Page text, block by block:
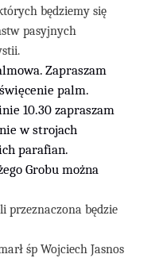
będziemy się
pasyjnych
Zapraszam
palm.
10.30 zapraszam
w strojach
parafian.
Grobu można
przeznaczona będzie
śp Wojciech Jasnos